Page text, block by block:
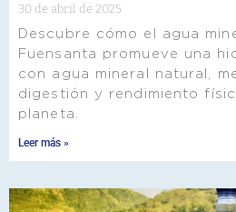
30 de abril de 2025
Descubre cómo el agua
Fuensanta promueve una
con agua mineral natural,
digestión y rendimiento
planeta.
Leer más »